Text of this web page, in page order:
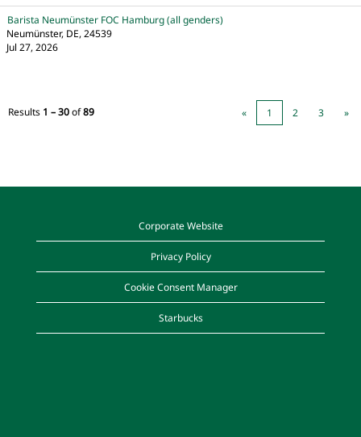
Barista Neumünster FOC Hamburg (all genders)
Neumünster, DE, 24539
Jul 27, 2026
Results 1 – 30of89 « 1 2 3 »
Corporate Website
Privacy Policy
Cookie Consent Manager
Starbucks